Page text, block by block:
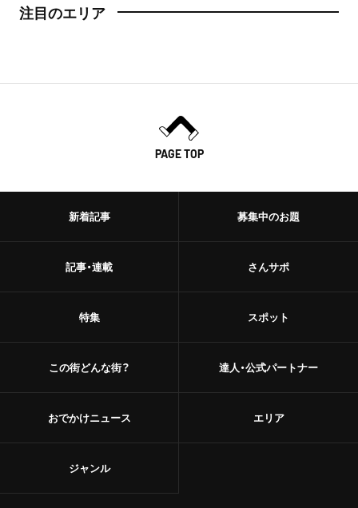
注目のエリア
PAGE TOP
新着記事
記事・連載
特集
この街どんな街？
おでかけニュース
募集中のお題
さんサポ
スポット
達人・公式パートナー
エリア
ジャンル